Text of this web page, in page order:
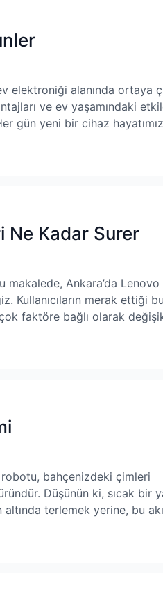
elektroniği alanında ortaya
ve ev yaşamındaki
gün yeni bir cihaz
Ne Kadar Surer
makalede, Ankara’da
Kullanıcıların merak ettiği
faktöre bağlı olarak
robotu, bahçenizdeki çimleri
Düşünün ki, sıcak bir
altında terlemek yerine, bu